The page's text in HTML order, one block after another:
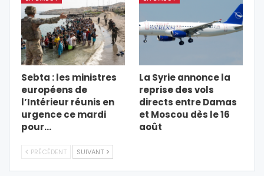
Sebta : les ministres
européens de
l’Intérieur réunis en
urgence ce mardi
pour…
La Syrie annonce la
reprise des vols
directs entre Damas
et Moscou dès le 16
août
PRÉCÉDENT SUIVANT